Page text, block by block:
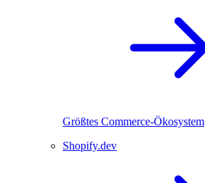
Größtes Commerce-Ökosystem
Shopify.dev